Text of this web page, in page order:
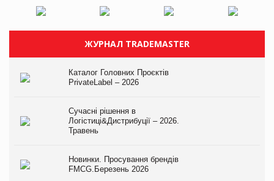
ЖУРНАЛ TRADEMASTER
Каталог Головних Проєктів
PrivateLabel – 2026
Сучасні рішення в
Логістиці&Дистрибуції – 2026.
Травень
Новинки. Просування брендів
FMCG.Березень 2026